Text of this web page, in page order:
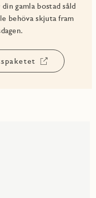
gamla bostad såld
behöva skjuta fram